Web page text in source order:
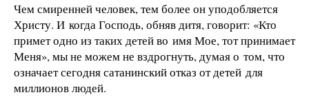
Чем смиренней человек, тем более он уподобляется
Христу. И когда Господь, обняв дитя, говорит: «Кто
примет одно из таких детей во имя Мое, тот принимает
Меня», мы не можем не вздрогнуть, думая о том, что
означает сегодня сатанинский отказ от детей для
миллионов людей.